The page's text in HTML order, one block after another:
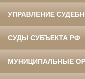
УПРАВЛЕНИЕ
СУДЫ СУБЪЕКТА РФ
МУНИЦИПАЛЬНЫЕ